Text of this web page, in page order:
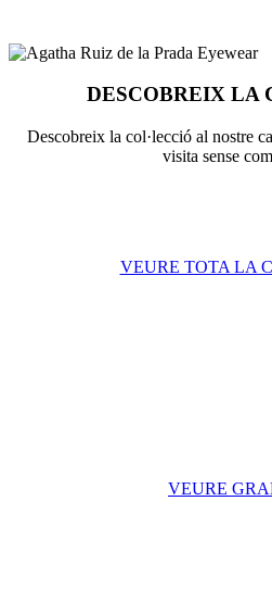
DESCOBREIX LA
Descobreix la col·lecció al nostre
visita sense
VEURE TOTA LA
VEURE